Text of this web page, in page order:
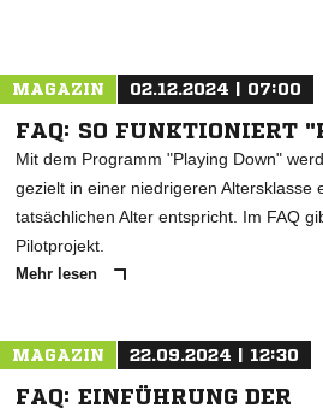
MAGAZIN 02.12.2024 | 07:00
FAQ: SO FUNKTIONIERT
Mit dem Programm "Playing Down"
gezielt in einer niedrigeren Altersklasse
tatsächlichen Alter entspricht. Im FAQ
Pilotprojekt.
Mehr lesen
MAGAZIN 22.09.2024 | 12:30
FAQ: EINFÜHRUNG DER